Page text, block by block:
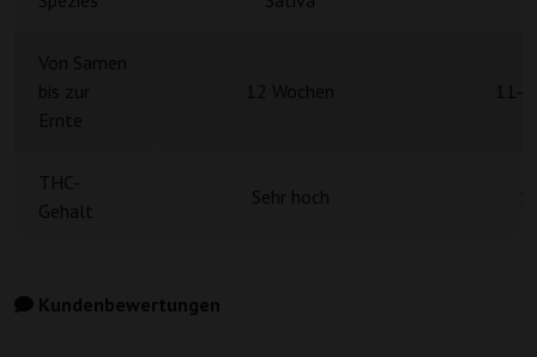
THC-
Gehalt
Sehr hoch
Kundenbewertungen